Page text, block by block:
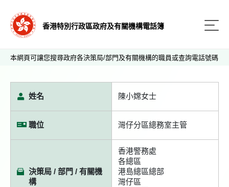
香港特別行政區政府及有關機構電話簿
本網頁可讓您搜尋政府各決策局/部門及有關機構的職員或查詢電話號碼
姓名 陳小嫦女士
職位 灣仔分區總務室主管
決策局 / 部門 / 有關機
構
香港警務處
各總區
港島總區總部
灣仔區